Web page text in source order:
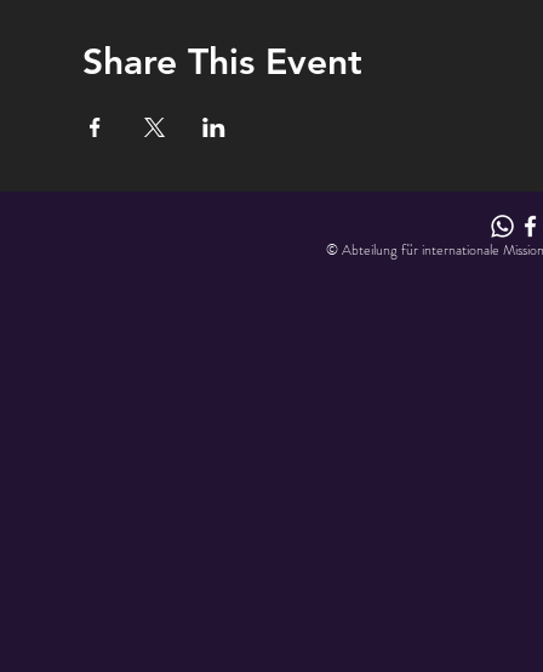
Share This Event
© Abteilung für internationale